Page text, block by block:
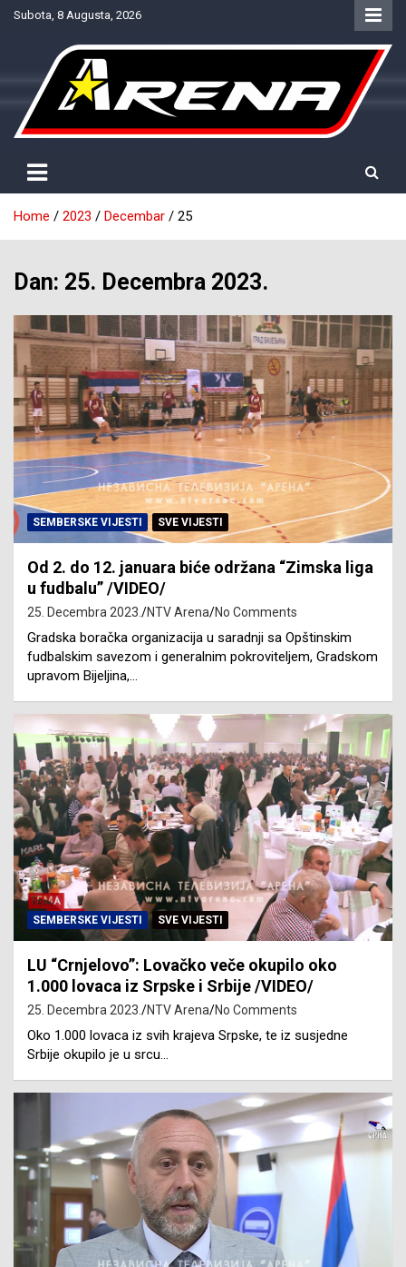
SkipSubota, 8 Augusta, 2026
NTV Arena
Home 2023 Decembar 25
Dan: 25. Decembra 2023.
SEMBERSKE VIJESTI SVE VIJESTI
Od 2. do 12. januara biće održana “Zimska liga
u fudbalu” /VIDEO/
25. Decembra 2023. NTV Arena No Comments
Gradska boračka organizacija u saradnji sa Opštinskim
fudbalskim savezom i generalnim pokroviteljem, Gradskom
upravom Bijeljina,…
SEMBERSKE VIJESTI SVE VIJESTI
LU “Crnjelovo”: Lovačko veče okupilo oko
1.000 lovaca iz Srpske i Srbije /VIDEO/
25. Decembra 2023. NTV Arena No Comments
Oko 1.000 lovaca iz svih krajeva Srpske, te iz susjedne
Srbije okupilo je u srcu…